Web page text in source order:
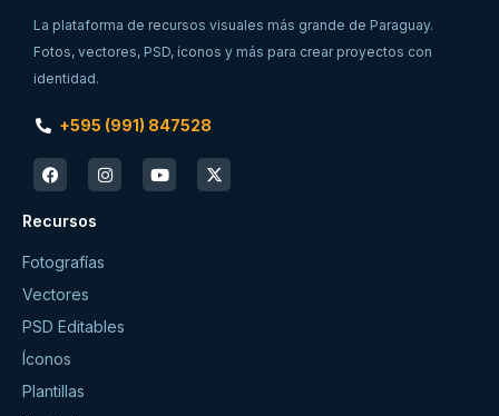
La plataforma de recursos visuales más grande de Paraguay.
Fotos, vectores, PSD, íconos y más para crear proyectos con
identidad.
+595 (991) 847528
Recursos
Fotografías
Vectores
PSD Editables
Íconos
Plantillas